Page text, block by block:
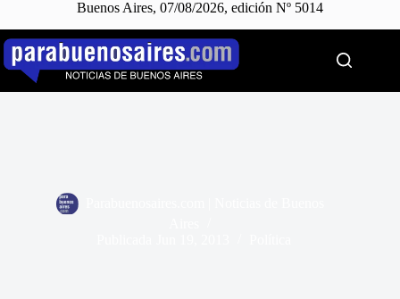
Buenos Aires, 07/08/2026, edición Nº 5014
Saltar
contenido